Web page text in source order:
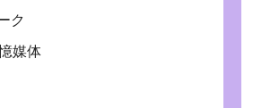
ク
媒体